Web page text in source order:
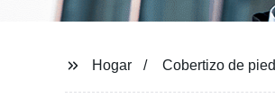
Hogar Cobertizo de